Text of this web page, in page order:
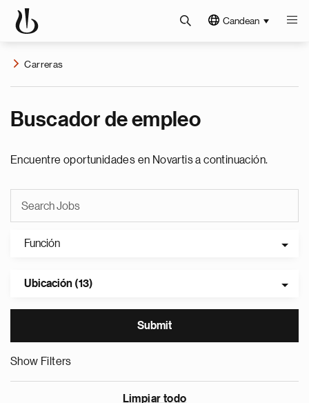
Candean
Carreras
Buscador de empleo
Encuentre oportunidades en Novartis a continuación.
Función
Ubicación (13)
Show Filters
Limpiar todo